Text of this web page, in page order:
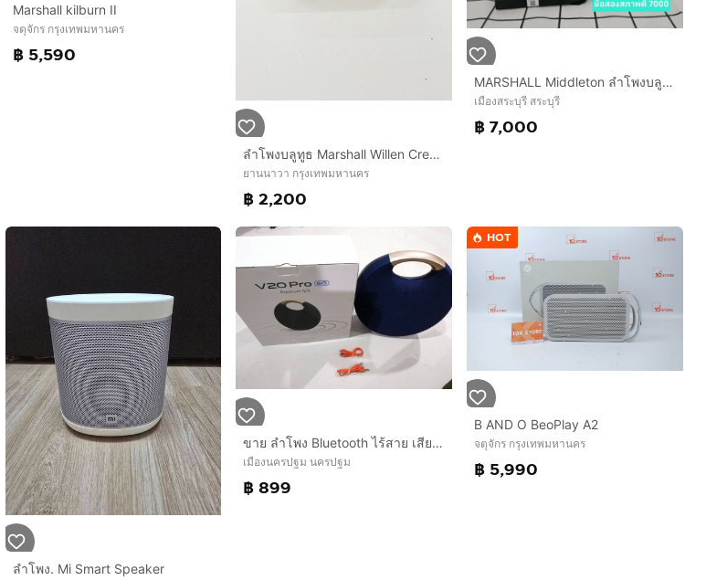
Marshall kilburn II
จตุจักร กรุงเทพมหานคร
฿ 5,590
ลำโพงบลูทูธ Marshall Willen Cream ศูนย์ไทย เสียงดีมาก ราคาถูกใจ
ยานนาวา กรุงเทพมหานคร
฿ 2,200
MARSHALL Middleton ลำโพงบลูทูธ (60 วัตต์)
เมืองสระบุรี สระบุรี
฿ 7,000
ลำโพง. Mi Smart Speaker
ขาย ลำโพง Bluetooth ไร้สาย เสียงดี แบบพกพา เบสหนัก สีกรมท่า
เมืองนครปฐม นครปฐม
฿ 899
HOT
B AND O BeoPlay A2
จตุจักร กรุงเทพมหานคร
฿ 5,990